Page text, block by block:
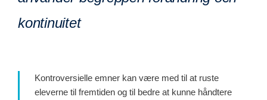
kontinuitet
Kontroversielle emner kan være med til at ruste
eleverne til fremtiden og til bedre at kunne håndtere